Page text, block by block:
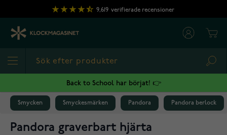
Hoppa till innehållet
9,619 verifierade recensioner
Back to School har börjat! 👉
Smycken Smyckesmärken Pandora Pandora berlock
Pandora graverbart hjärta